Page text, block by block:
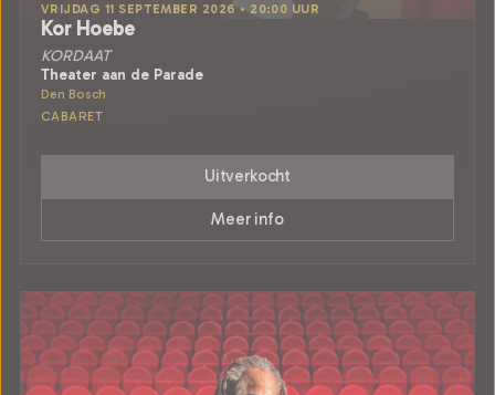
VRIJDAG 11 SEPTEMBER 2026 • 20:00 UUR
Kor Hoebe
KORDAAT
Theater aan de Parade
Den Bosch
CABARET
Uitverkocht
Meer info